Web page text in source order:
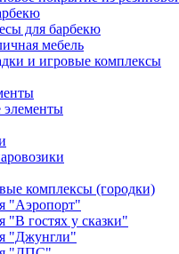
для барбекю
мебель
и игровые комплексы
комплексы (городки)
"Аэропорт"
"В гостях у сказки"
"Джунгли"